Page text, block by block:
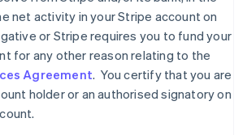
net activity in your Stripe account on
or Stripe requires you to fund your
for any other reason relating to the
Agreement. You certify that you are
holder or an authorised signatory on